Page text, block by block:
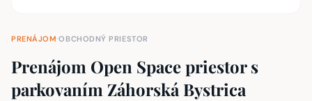
PRENÁJOM·OBCHODNÝ PRIESTOR
Prenájom Open Space priestor s
parkovaním Záhorská Bystrica